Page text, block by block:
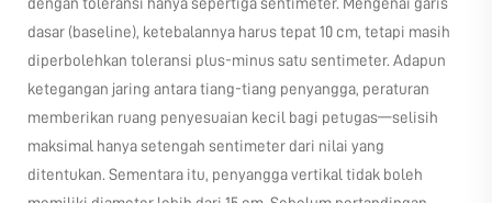
dengan toleransi hanya sepertiga sentimeter. Mengenai garis
dasar (baseline), ketebalannya harus tepat 10 cm, tetapi masih
diperbolehkan toleransi plus-minus satu sentimeter. Adapun
ketegangan jaring antara tiang-tiang penyangga, peraturan
memberikan ruang penyesuaian kecil bagi petugas—selisih
maksimal hanya setengah sentimeter dari nilai yang
ditentukan. Sementara itu, penyangga vertikal tidak boleh